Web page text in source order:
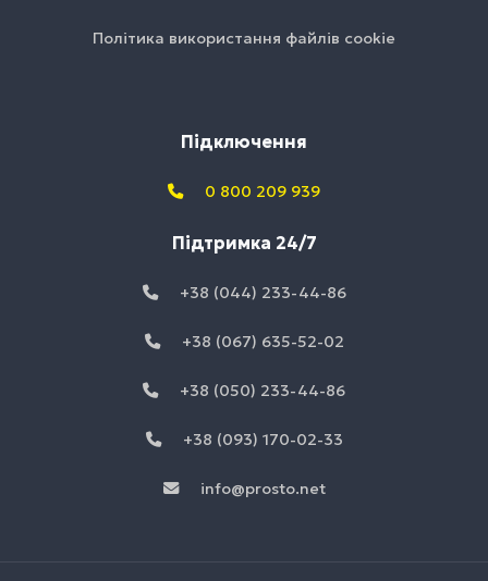
Політика використання файлів cookie
Підключення
0 800 209 939
Підтримка 24/7
+38 (044) 233-44-86
+38 (067) 635-52-02
+38 (050) 233-44-86
+38 (093) 170-02-33
info@prosto.net